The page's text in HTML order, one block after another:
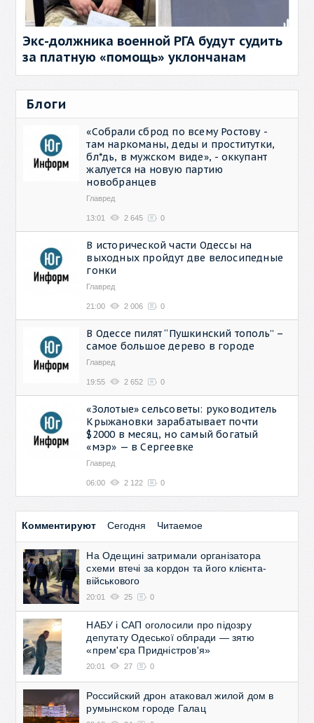
Экс-должника военной РГА будут судить
за платную «помощь» уклончанам
Блоги
«Собрали сброд по всему Ростову -
там наркоманы, деды и проститутки,
бл*дь, в мужском виде», - оккупант
жалуется на новую партию
новобранцев
Главред
13:01 2 645 0
В исторической части Одессы на
выходных пройдут две велосипедные
гонки
Главред
21:00 2 006 0
В Одессе пилят “Пушкинский тополь” –
самое большое дерево в городе
Главред
19:55 2 652 0
«Золотые» сельсоветы: руководитель
Крыжановки зарабатывает почти
$2000 в месяц, но самый богатый
«мэр» — в Сергеевке
Главред
06:00 2 122 0
Комментируют Сегодня Читаемое
На Одещині затримали організатора
схеми втечі за кордон та його клієнта-
військового
20:01 25 0
НАБУ і САП оголосили про підозру
депутату Одеської облради — зятю
«прем'єра Придністров'я»
20:01 27 0
Российский дрон атаковал жилой дом в
румынском городе Галац